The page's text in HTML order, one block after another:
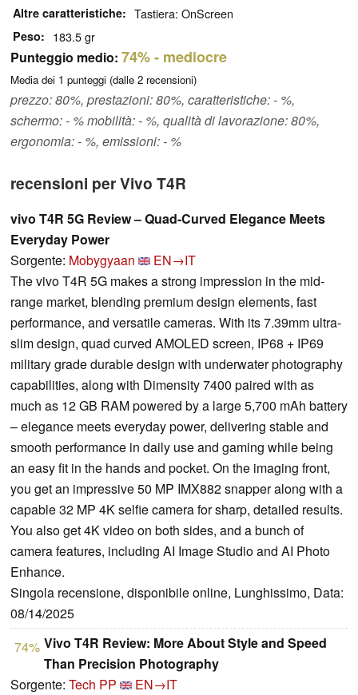
Altre caratteristiche Tastiera: OnScreen
Peso 183.5 gr
Punteggio medio: 74%- mediocre
Media dei 1 punteggi (dalle 2 recensioni)
prezzo: 80%, prestazioni: 80%, caratteristiche: - %,
schermo: - % mobilità: - %, qualità di lavorazione: 80%,
ergonomia: - %, emissioni: - %
recensioni per Vivo T4R
vivo T4R 5G Review – Quad-Curved Elegance Meets
Everyday Power
Sorgente: Mobygyaan
EN→IT
The vivo T4R 5G makes a strong impression in the mid-
range market, blending premium design elements, fast
performance, and versatile cameras. With its 7.39mm ultra-
slim design, quad curved AMOLED screen, IP68 + IP69
military grade durable design with underwater photography
capabilities, along with Dimensity 7400 paired with as
much as 12 GB RAM powered by a large 5,700 mAh battery
– elegance meets everyday power, delivering stable and
smooth performance in daily use and gaming while being
an easy fit in the hands and pocket. On the imaging front,
you get an impressive 50 MP IMX882 snapper along with a
capable 32 MP 4K selfie camera for sharp, detailed results.
You also get 4K video on both sides, and a bunch of
camera features, including AI Image Studio and AI Photo
Enhance.
Singola recensione, disponibile online, Lunghissimo, Data:
08/14/2025
74% Vivo T4R Review: More About Style and Speed
Than Precision Photography
Sorgente: Tech PP
EN→IT